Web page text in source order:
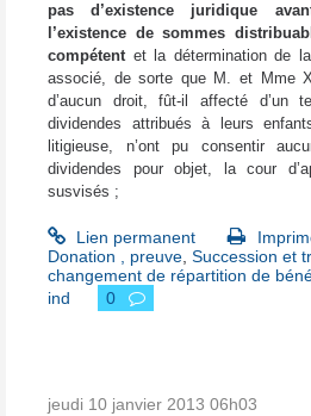
pas d’existence juridique
l’existence de sommes
compétent et la détermination de
associé, de sorte que M. et Mme
d’aucun droit, fût-il affecté d’un
dividendes attribués à leurs
litigieuse, n’ont pu consentir
dividendes pour objet, la cour
susvisés ;
Lien permanent
Donation , preuve Succession et
changement de répartition de
ind
0
jeudi 10 janvier 2013 06h03